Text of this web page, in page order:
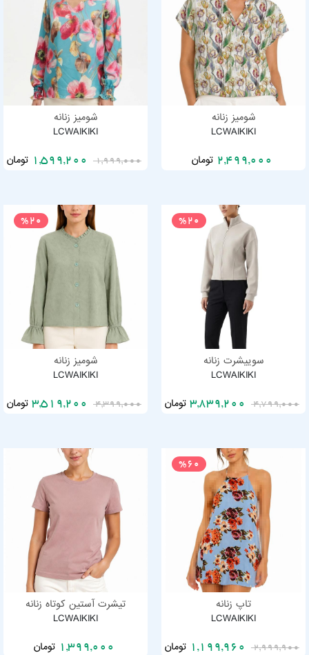
شومیز زنانه
LCWAIKIKI
2,499,000 تومان
شومیز زنانه
LCWAIKIKI
1,999,000 تومان
%20
سوییشرت زنانه
LCWAIKIKI
4,799,000 تومان
%20
شومیز زنانه
LCWAIKIKI
4,399,000 تومان
%60
تاپ زنانه
LCWAIKIKI
2,999,900 تومان
تیشرت آستین کوتاه زنانه
LCWAIKIKI
1,399,000 تومان